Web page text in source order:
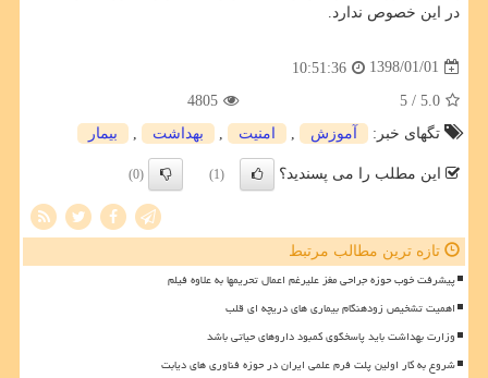
در این خصوص ندارد.
1398/01/01
10:51:36
5.0
/ 5
4805
تگهای خبر:
آموزش امنیت بهداشت بیمار
این مطلب را می پسندید؟ (1)
(0)
تازه ترین مطالب مرتبط
پیشرفت خوب حوزه جراحی مغز علیرغم اعمال تحریمها به علاوه فیلم
اهمیت تشخیص زودهنگام بیماری های دریچه ای قلب
وزارت بهداشت باید پاسخگوی کمبود داروهای حیاتی باشد
شروع به کار اولین پلت فرم علمی ایران در حوزه فناوری های دیابت